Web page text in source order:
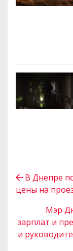
В Днепре
цены на
Мэр
зарплат и
и